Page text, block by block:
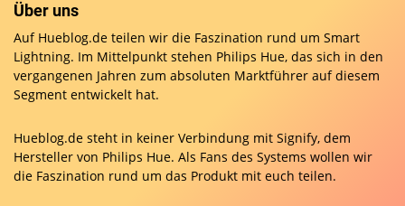
Über uns
Auf Hueblog.de teilen wir die Faszination rund um Smart
Lightning. Im Mittelpunkt stehen Philips Hue, das sich in den
vergangenen Jahren zum absoluten Marktführer auf diesem
Segment entwickelt hat.
Hueblog.de steht in keiner Verbindung mit Signify, dem
Hersteller von Philips Hue. Als Fans des Systems wollen wir
die Faszination rund um das Produkt mit euch teilen.